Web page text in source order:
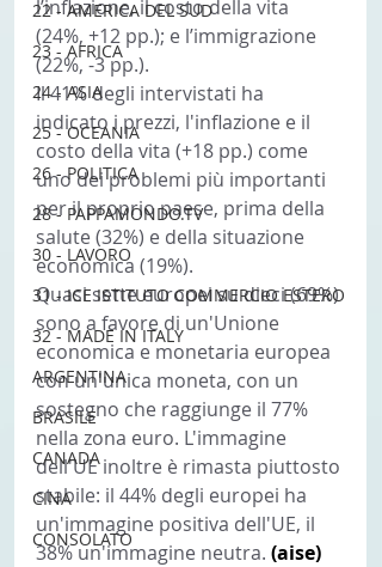
22 - AMERICA DEL SUD
23 - AFRICA
24 - ASIA
25 - OCEANIA
26 - POLITICA
28 - PAPPAMONDO.TV
30 - LAVORO
31 - ICE ISTITUTO COMMERCIO ESTERO
32 - MADE IN ITALY
ARGENTINA
BRASILE
CANADA
CINA
CONSOLATO
l’inflazione, il costo della vita
(24%, +12 pp.); e l’immigrazione
(22%, -3 pp.).
Il 41% degli intervistati ha
indicato i prezzi, l'inflazione e il
costo della vita (+18 pp.) come
uno dei problemi più importanti
per il proprio paese, prima della
salute (32%) e della situazione
economica (19%).
Quasi sette europei su dieci (69%)
sono a favore di un'Unione
economica e monetaria europea
con un'unica moneta, con un
sostegno che raggiunge il 77%
nella zona euro. L'immagine
dell'UE inoltre è rimasta piuttosto
stabile: il 44% degli europei ha
un'immagine positiva dell'UE, il
38% un'immagine neutra. (aise)